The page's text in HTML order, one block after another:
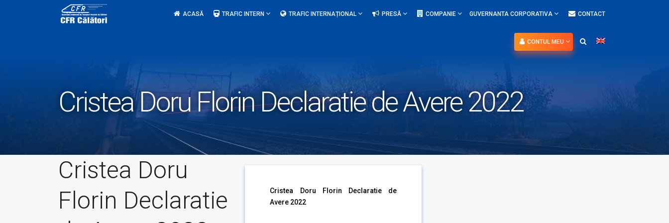
ACASĂ TRAFIC INTERN TRAFIC INTERNAȚIONAL PRESĂ COMPANIE GUVERNANTA CORPORATIVA CONTACT
CONTUL MEU
Cristea Doru Florin Declaratie de Avere 2022
Cristea Doru
Florin Declaratie
Cristea Doru Florin Declaratie de
Avere 2022